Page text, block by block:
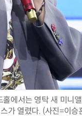
홀에서는 영탁 새 미
가 열렸다. (사진=이승